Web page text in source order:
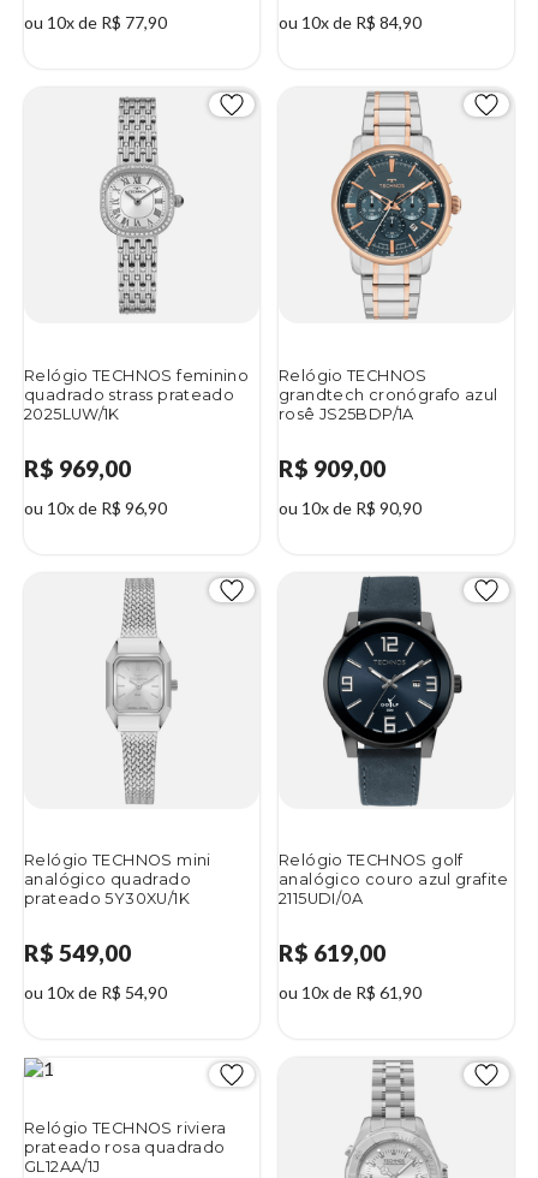
ou 10x de R$ 77,90 ou 10x de R$ 84,90
Relógio TECHNOS feminino
quadrado strass prateado
2025LUW/1K
R$ 969,00
ou 10x de R$ 96,90
Relógio TECHNOS
grandtech cronógrafo azul
rosê JS25BDP/1A
R$ 909,00
ou 10x de R$ 90,90
Relógio TECHNOS mini
analógico quadrado
prateado 5Y30XU/1K
R$ 549,00
ou 10x de R$ 54,90
Relógio TECHNOS golf
analógico couro azul grafite
2115UDI/0A
R$ 619,00
ou 10x de R$ 61,90
Relógio TECHNOS riviera
prateado rosa quadrado
GL12AA/1J